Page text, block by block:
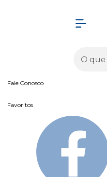
Fale Conosco
Favoritos